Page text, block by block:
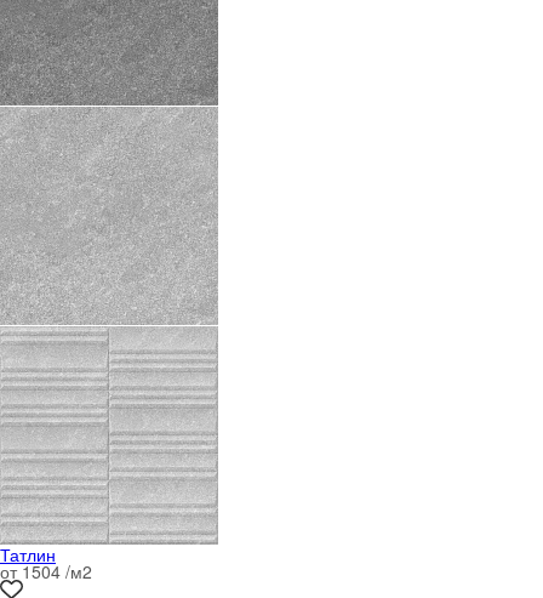
Татлин
от 1504 /м2